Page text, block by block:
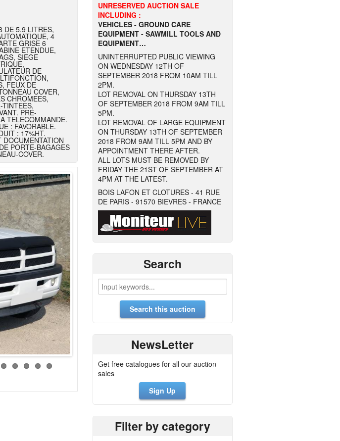
DE 5.9 LITRES,
4
GRISE 6
ETENDUE,
SIEGE
DE
FEUX DE
COVER,
CHROMEES,
TINTEES,
PRE-
TELECOMMANDE.
: FAVORABLE.
: 17%HT.
PORTE-BAGAGES
COVER.
UNRESERVED AUCTION SALE
INCLUDING :
VEHICLES - GROUND CARE
EQUIPMENT - SAWMILL TOOLS AND
EQUIPMENT…
UNINTERRUPTED PUBLIC VIEWING
ON WEDNESDAY 12TH OF
SEPTEMBER 2018 FROM 10AM TILL
2PM.
LOT REMOVAL ON THURSDAY 13TH
OF SEPTEMBER 2018 FROM 9AM TILL
5PM.
LOT REMOVAL OF LARGE EQUIPMENT
ON THURSDAY 13TH OF SEPTEMBER
2018 FROM 9AM TILL 5PM AND BY
APPOINTMENT THERE AFTER.
ALL LOTS MUST BE REMOVED BY
FRIDAY THE 21ST OF SEPTEMBER AT
4PM AT THE LATEST.
BOIS LAFON ET CLOTURES - 41 RUE
DE PARIS - 91570 BIEVRES - FRANCE
Search
NewsLetter
Get free catalogues for all our auction
sales
Sign Up
Filter by category